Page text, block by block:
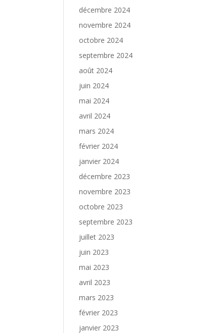
décembre 2024
novembre 2024
octobre 2024
septembre 2024
août 2024
juin 2024
mai 2024
avril 2024
mars 2024
février 2024
janvier 2024
décembre 2023
novembre 2023
octobre 2023
septembre 2023
juillet 2023
juin 2023
mai 2023
avril 2023
mars 2023
février 2023
janvier 2023